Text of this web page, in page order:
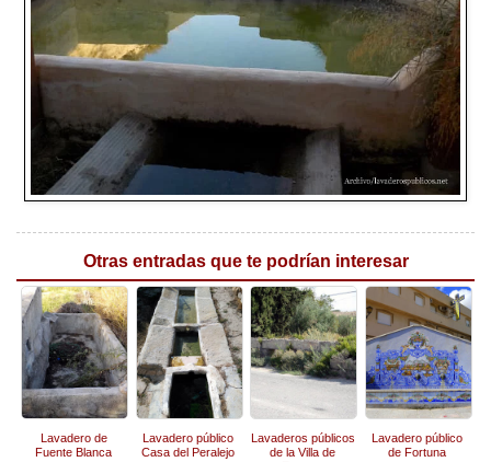
Otras entradas que te podrían interesar
Lavadero de
Fuente Blanca
Lavadero público
Casa del Peralejo
Lavaderos públicos
de la Villa de
Lavadero público
de Fortuna